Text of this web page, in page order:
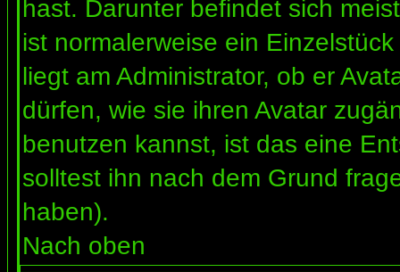
hast. Darunter befindet sich
ist normalerweise ein
liegt am Administrator, ob er
dürfen, wie sie ihren Avatar
benutzen kannst, ist das eine
solltest ihn nach dem Grund
haben).
Nach oben